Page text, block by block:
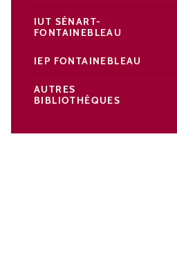
IUT SÉNART-
FONTAINEBLEAU
IEP FONTAINEBLEAU
AUTRES
BIBLIOTHÈQUES